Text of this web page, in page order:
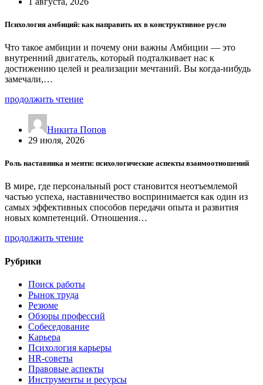
Психология амбиций: как направить их в конструктивное русло
Что такое амбиции и почему они важны Амбиции — это
внутренний двигатель, который подталкивает нас к
достижению целей и реализации мечтаний. Вы когда-нибудь
замечали,…
продолжить чтение
Никита Попов
29 июля, 2026
Роль наставника и менти: психологические аспекты взаимоотношений
В мире, где персональный рост становится неотъемлемой
частью успеха, наставничество воспринимается как один из
самых эффективных способов передачи опыта и развития
новых компетенций. Отношения…
продолжить чтение
Рубрики
Поиск работы
Рынок труда
Резюме
Обзоры профессий
Собеседование
Карьера
Психология карьеры
HR-советы
Правовые аспекты
Инструменты и ресурсы